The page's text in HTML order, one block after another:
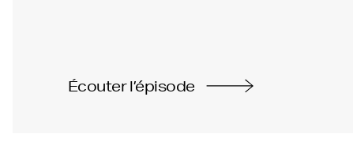
Écouter l’épisode